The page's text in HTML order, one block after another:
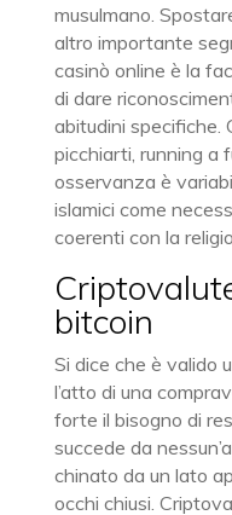
musulmano.
altro importante
casinò online è la
di dare
abitudini specifiche.
picchiarti, running a
osservanza è
islamici come
coerenti con la
bitcoin
Si dice che è valido
l’atto di una
forte il bisogno di
succede da
chinato da un lato
occhi chiusi.